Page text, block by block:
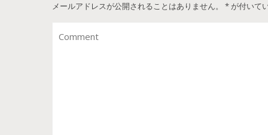
メールアドレスが公開されることはありません。 * が付いて